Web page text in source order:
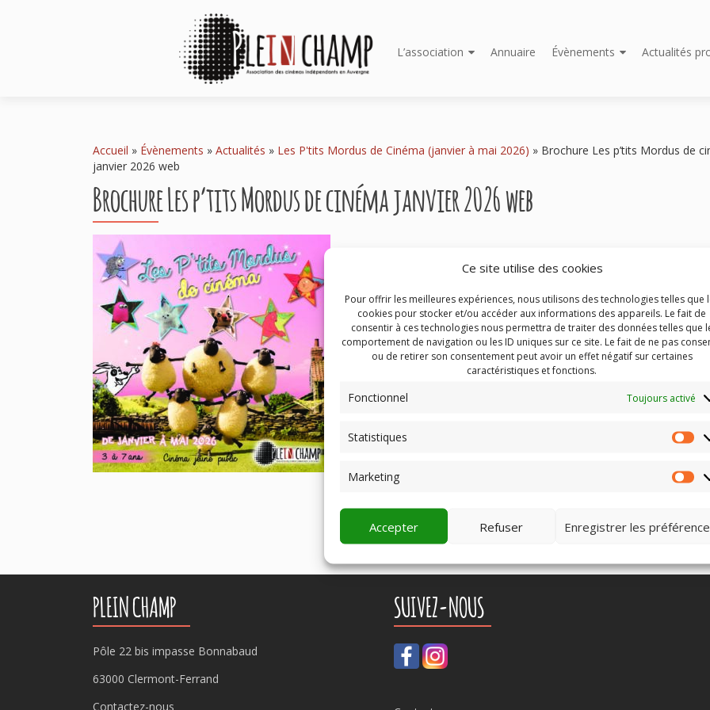
Ce site utilise des cookies
Pour offrir les meilleures expériences, nous utilisons des technologies telles que
cookies pour stocker et/ou accéder aux informations des appareils. Le fait de
consentir à ces technologies nous permettra de traiter des données telles que
comportement de navigation ou les ID uniques sur ce site. Le fait de ne pas
ou de retirer son consentement peut avoir un effet négatif sur certaines
caractéristiques et fonctions.
Fonctionnel Toujours activé
Statistiques
Marketing
Accepter Refuser Enregistrer les
au
L’association Annuaire Évènements Actualités
Accueil » Évènements » Actualités » Les P'tits Mordus de Cinéma (janvier à mai 2026) » Brochure Les p’tits Mordus de
janvier 2026 web
Brochure Les p’tits Mordus de cinéma janvier 2026 web
PLEIN CHAMP
Pôle 22 bis impasse Bonnabaud
63000 Clermont-Ferrand
Contactez-nous
SUIVEZ-NOUS